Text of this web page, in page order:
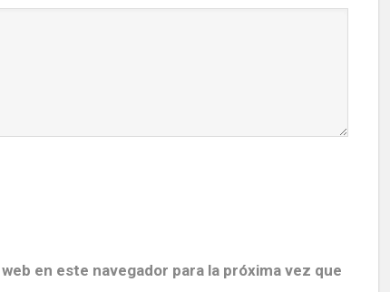
en este navegador para la próxima vez que